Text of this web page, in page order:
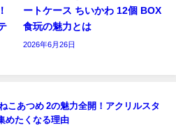
ートケース ちいかわ 12個 BOX
食玩の魅力とは
2026年6月26日
こあつめ 2の魅力全開！アクリルスタ
めたくなる理由